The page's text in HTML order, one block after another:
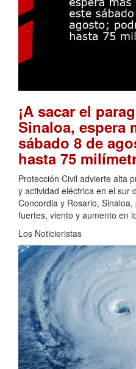
¡A sacar el
Sinaloa, espera
sábado 8 de
hasta 75
Protección Civil advierte alta
y actividad eléctrica en el sur
Concordia y Rosario,
fuertes, viento y aumento en
Los Noticieristas